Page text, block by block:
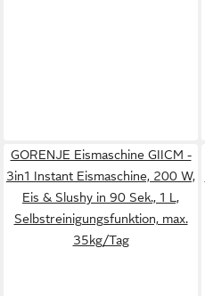
GORENJE Eismaschine GIICM -
3in1 Instant Eismaschine, 200 W,
Eis & Slushy in 90 Sek., 1 L,
Selbstreinigungsfunktion, max.
35kg/Tag